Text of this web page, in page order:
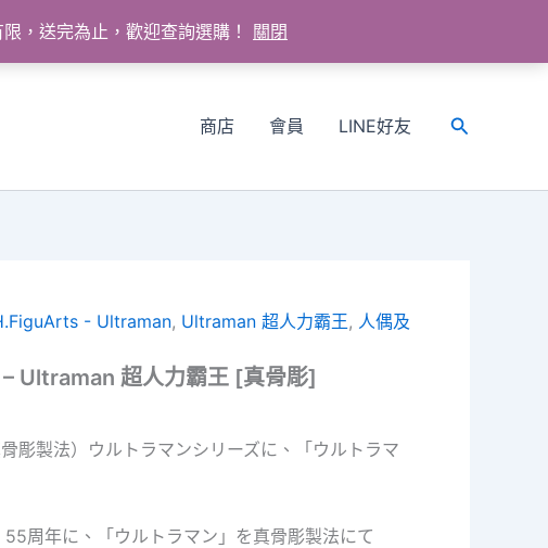
，送完為止，歡迎查詢選購！ 關閉
商店 會員 LINE好友
搜
- Ultraman, Ultraman 超人力霸王, 人偶及
Ultraman 超人力霸王 [真骨彫]
彫製法）ウルトラマンシリーズに、「ウルトラマ
55周年に、「ウルトラマン」を真骨彫製法にて